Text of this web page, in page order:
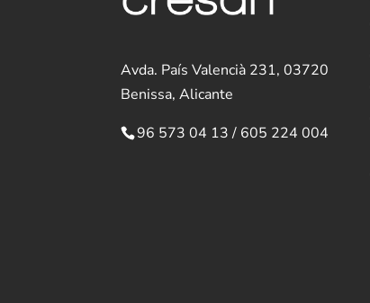
Avda. País Valencià 231, 03720
Benissa, Alicante
96 573 04 13/ 605 224 004